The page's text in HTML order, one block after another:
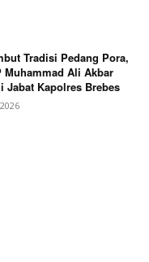
Tradisi Pedang Pora,
Muhammad Ali Akbar
Jabat Kapolres Brebes